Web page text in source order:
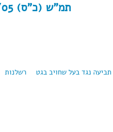
תמ"ש (כ"ס) 19480/05 פלונית נ' עיזבון המנוח פלוני
תביעה נגד בעל שחויב בגט
רשלנות
about תמ"ש (כ"ס) 19480/05 פלונית נ' עיזבון המנוח פלוני